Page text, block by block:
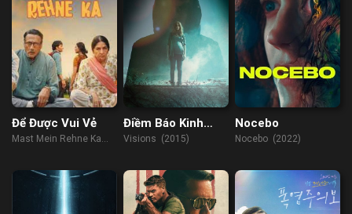
Để Được Vui Vẻ
Mast Mein Rehne Ka
Điềm Báo Kinh
Hoàng
Visions (2015)
Nocebo
Nocebo (2022)